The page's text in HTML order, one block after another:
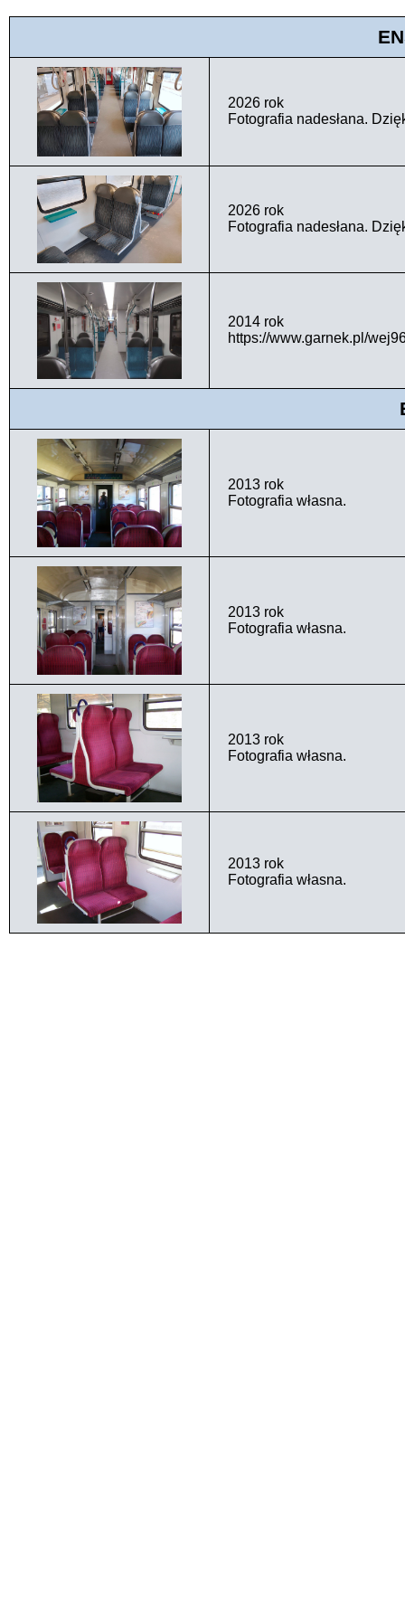
2026 rok
Fotografia nadesłana.
2026 rok
Fotografia nadesłana.
2014 rok
https://www.garnek.pl/
2013 rok
Fotografia własna.
2013 rok
Fotografia własna.
2013 rok
Fotografia własna.
2013 rok
Fotografia własna.